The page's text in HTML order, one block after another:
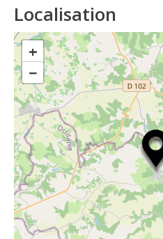
Localisation
+
−